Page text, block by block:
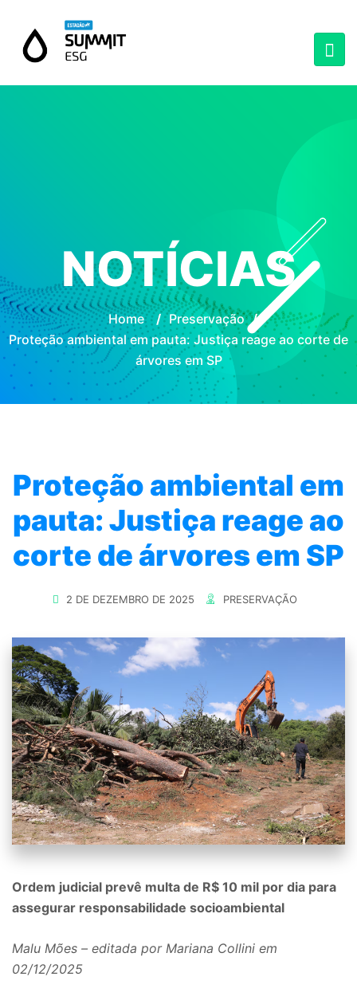
NOTÍCIAS
Home / Preservação /
Proteção ambiental em pauta: Justiça reage ao corte de
árvores em SP
Proteção ambiental em
pauta: Justiça reage ao
corte de árvores em SP
2 DE DEZEMBRO DE 2025 PRESERVAÇÃO
Ordem judicial prevê multa de R$ 10 mil por dia para
assegurar responsabilidade socioambiental
Malu Mões – editada por Mariana Collini em
02/12/2025